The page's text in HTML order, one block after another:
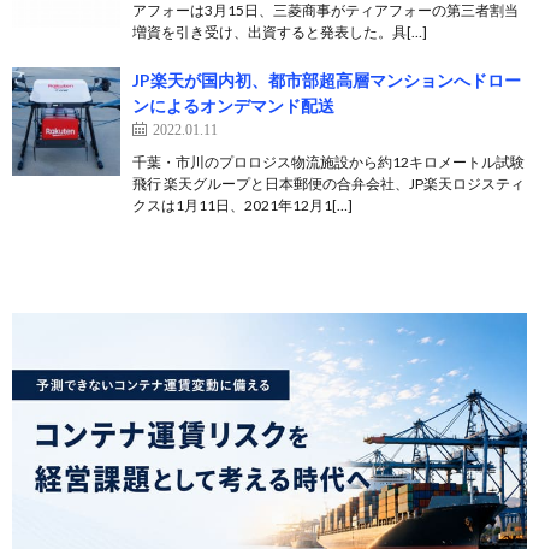
アフォーは3月15日、三菱商事がティアフォーの第三者割当
増資を引き受け、出資すると発表した。具[…]
JP楽天が国内初、都市部超高層マンションへドロー
ンによるオンデマンド配送
2022.01.11
千葉・市川のプロロジス物流施設から約12キロメートル試験
飛行 楽天グループと日本郵便の合弁会社、JP楽天ロジスティ
クスは1月11日、2021年12月1[…]